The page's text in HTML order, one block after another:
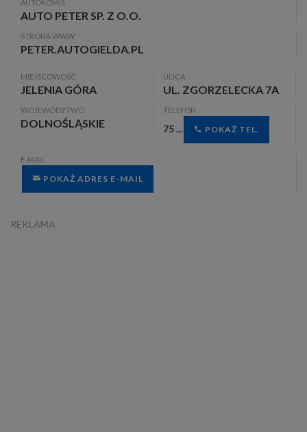
AUTOKOMIS
AUTO PETER SP. Z O.O.
STRONA WWW
PETER.AUTOGIELDA.PL
MIEJSCOWOŚĆ
JELENIA GÓRA
ULICA
UL. ZGORZELECKA 7A
WOJEWÓDZTWO
DOLNOŚLĄSKIE
TELEFON
75 ... POKAŻ TEL.
E-MAIL
POKAŻ ADRES E-MAIL
REKLAMA